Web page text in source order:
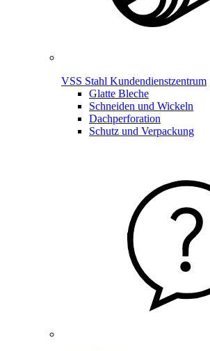
VSS Stahl Kundendienstzentrum
Glatte Bleche
Schneiden und Wickeln
Dachperforation
Schutz und Verpackung